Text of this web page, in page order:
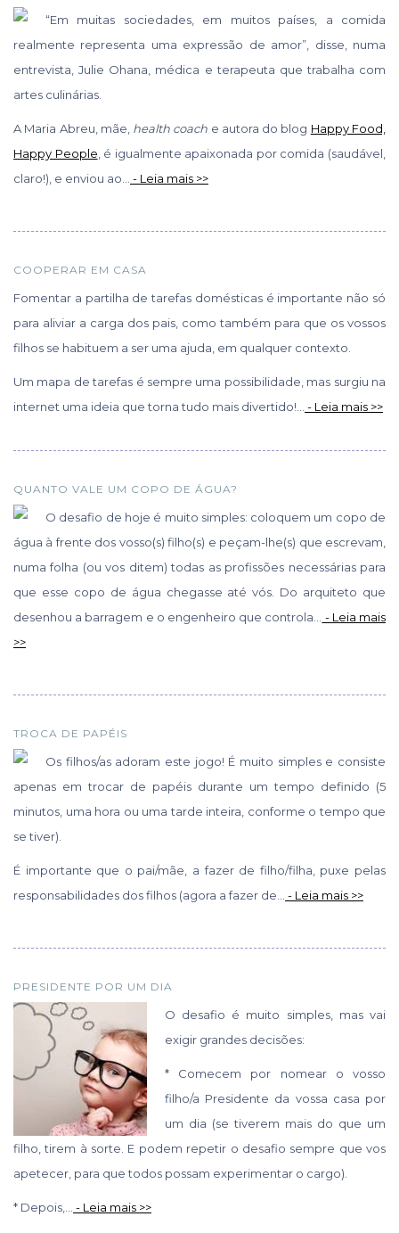
“Em muitas sociedades, em muitos países, a comida
realmente representa uma expressão de amor”, disse, numa
entrevista, Julie Ohana, médica e terapeuta que trabalha com
artes culinárias.
A Maria Abreu, mãe, health coach e autora do blog Happy Food,
Happy People, é igualmente apaixonada por comida (saudável,
claro!), e enviou ao... - Leia mais >>
COOPERAR EM CASA
Fomentar a partilha de tarefas domésticas é importante não só
para aliviar a carga dos pais, como também para que os vossos
filhos se habituem a ser uma ajuda, em qualquer contexto.
Um mapa de tarefas é sempre uma possibilidade, mas surgiu na
internet uma ideia que torna tudo mais divertido!... - Leia mais >>
QUANTO VALE UM COPO DE ÁGUA?
O desafio de hoje é muito simples: coloquem um copo de
água à frente dos vosso(s) filho(s) e peçam-lhe(s) que escrevam,
numa folha (ou vos ditem) todas as profissões necessárias para
que esse copo de água chegasse até vós. Do arquiteto que
desenhou a barragem e o engenheiro que controla... - Leia mais
>>
TROCA DE PAPÉIS
Os filhos/as adoram este jogo! É muito simples e consiste
apenas em trocar de papéis durante um tempo definido (5
minutos, uma hora ou uma tarde inteira, conforme o tempo que
se tiver).
É importante que o pai/mãe, a fazer de filho/filha, puxe pelas
responsabilidades dos filhos (agora a fazer de... - Leia mais >>
PRESIDENTE POR UM DIA
O desafio é muito simples, mas vai
exigir grandes decisões:
* Comecem por nomear o vosso
filho/a Presidente da vossa casa por
um dia (se tiverem mais do que um
filho, tirem à sorte. E podem repetir o desafio sempre que vos
apetecer, para que todos possam experimentar o cargo).
* Depois,... - Leia mais >>